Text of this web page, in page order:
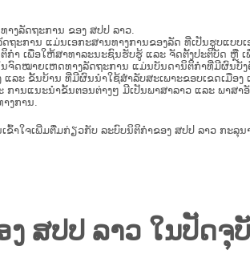
ງລັດຖະການ ຂອງ ສປປ ລາວ.
ະການ ແມ່ນ​ເອ​ກະ​ສານ​ທາງ​ການ​ຂອງ​ລັດ ທີ່​ເປັນ​ຮູບ​ແບບ​
ກໍາ ເພື່ອໃຫ້​ສາ​ທາ​ລະ​ນະ​ຊົນ​ຮັບ​ຮູ້ ແລະ ຈັດ​ຕັ້ງ​ປະ​ຕິ​ບັດ ຫຼື
ນ​ຈົດ​ໝາຍ​ເຫດ​ທາງ​ລັດ​ຖະ​ການ ​ແມ່ນ​ບັນ​ດາ​ນິ​ຕິ​ກຳ​ທີ່​ມີ​ຜົນ​ບັ
ແລະ ຂັ້ນ​ບ້ານ ​ທີ່​ມີ​ຜົນ​ນຳ​ໃຊ້​ສຳ​ລັບ​ສະ​ເພາະ​ຂອບ​ເຂດ​ເມືອງ
ການແນະນໍາຂັ້ນຕອນຕ່າງໆ ມີເປັນພາສາລາວ ແລະ ພາສ
ງການ.
ຂົ້າໃຈເພີ່ມຕື່ມກ່ຽວກັບ ລະບົບນິຕິກຳຂອງ ສປປ ລາວ ກະລຸນ
ງ ສປປ ລາວ ໃນປັດ